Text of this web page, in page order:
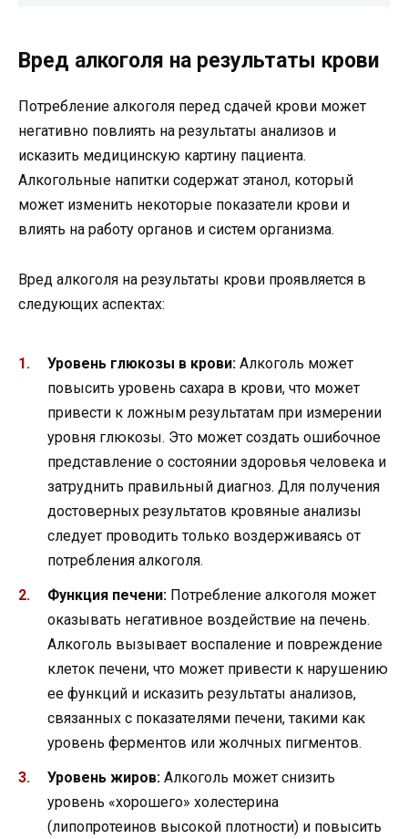
Вред алкоголя на результаты крови
Потребление алкоголя перед сдачей крови может
негативно повлиять на результаты анализов и
исказить медицинскую картину пациента.
Алкогольные напитки содержат этанол, который
может изменить некоторые показатели крови и
влиять на работу органов и систем организма.
Вред алкоголя на результаты крови проявляется в
следующих аспектах:
Уровень глюкозы в крови: Алкоголь может
повысить уровень сахара в крови, что может
привести к ложным результатам при измерении
уровня глюкозы. Это может создать ошибочное
представление о состоянии здоровья человека и
затруднить правильный диагноз. Для получения
достоверных результатов кровяные анализы
следует проводить только воздерживаясь от
потребления алкоголя.
Функция печени: Потребление алкоголя может
оказывать негативное воздействие на печень.
Алкоголь вызывает воспаление и повреждение
клеток печени, что может привести к нарушению
ее функций и исказить результаты анализов,
связанных с показателями печени, такими как
уровень ферментов или жолчных пигментов.
Уровень жиров: Алкоголь может снизить
уровень «хорошего» холестерина
(липопротеинов высокой плотности) и повысить